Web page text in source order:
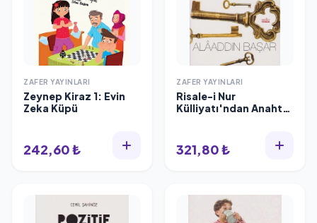
ZAFER YAYINLARI
Zeynep Kiraz 1: Evin
Zeka Küpü
242,60 ₺
ZAFER YAYINLARI
Risale-i Nur
Külliyatı'ndan Anahtar
321,80 ₺